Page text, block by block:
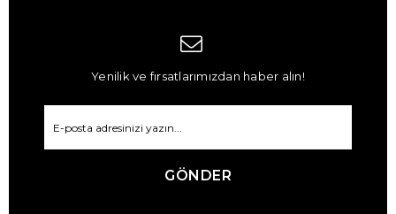
Yenilik ve fırsatlarımızdan haber alın!
GÖNDER